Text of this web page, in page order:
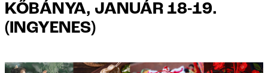
KŐBÁNYA, JANUÁR 18-19.
(INGYENES)